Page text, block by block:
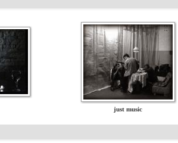
just music